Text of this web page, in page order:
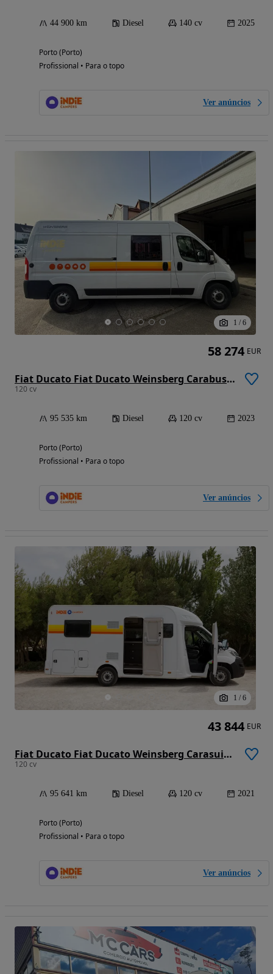
44 900 km Diesel 140 cv 2025
Porto (Porto)
Profissional • Para o topo
Ver anúncios
1 / 6
Fiat Ducato Fiat Ducato Weinsberg Carabus 2023 | Manual | Teto Elevável
120 cv
95 535 km Diesel 120 cv 2023
Porto (Porto)
Profissional • Para o topo
Ver anúncios
58 274 EUR
1 / 6
Fiat Ducato Fiat Ducato Weinsberg Carasuite 2021 | Totalmente equipado | Acomoda 5 pessoas
120 cv
95 641 km Diesel 120 cv 2021
Porto (Porto)
Profissional • Para o topo
Ver anúncios
43 844 EUR